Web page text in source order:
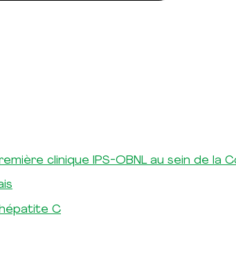
clinique IPS-OBNL au sein de la
C